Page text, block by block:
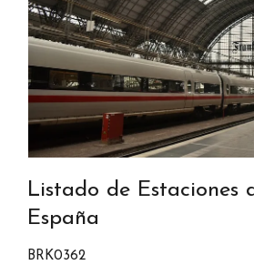
Listado de Estaciones
España
BRK0362